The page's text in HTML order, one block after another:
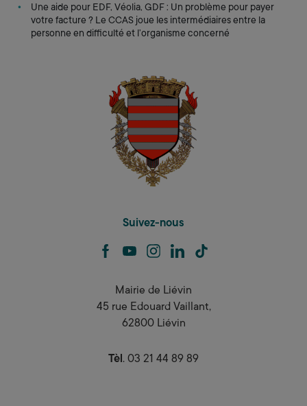
Une aide pour EDF, Véolia, GDF : Un problème pour payer
votre facture ? Le CCAS joue les intermédiaires entre la
personne en difficulté et l’organisme concerné
Suivez-nous
facebookyoutubeinstagram
linkedin
Mairie de Liévin
45 rue Edouard Vaillant,
62800 Liévin
Tèl . 03 21 44 89 89